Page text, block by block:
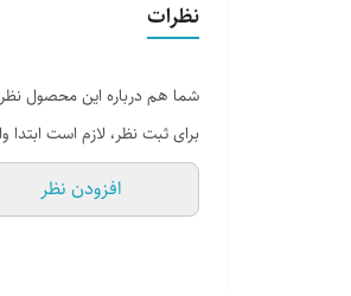
نظرات
شما هم درباره این محصول
برای ثبت نظر، لازم است
افزودن نظر